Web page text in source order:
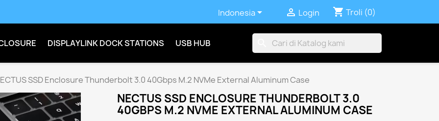
Indonesia  Login shopping_cart Troli (0)
DISPLAYLINK DOCK STATIONS USB HUB
SSD Enclosure Thunderbolt 3.0 40Gbps M.2 NVMe External Aluminum Case
NECTUS SSD ENCLOSURE THUNDERBOLT 3.0
40GBPS M.2 NVME EXTERNAL ALUMINUM CASE